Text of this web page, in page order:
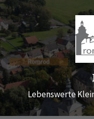
Skip
to
content
Skip
to
main
navigation
Skip
to
footer
Lebenswerte